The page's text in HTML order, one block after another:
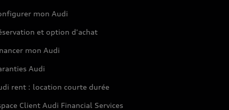
mon Audi
et option d'achat
mon Audi
Audi
rent : location courte durée
Client Audi Financial Services